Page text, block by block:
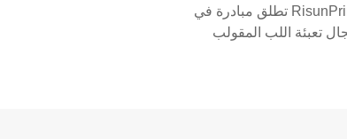
RisunPrint تطلق مبادرة في
تعبئة اللب المقولب